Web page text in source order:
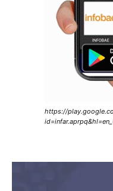
https://